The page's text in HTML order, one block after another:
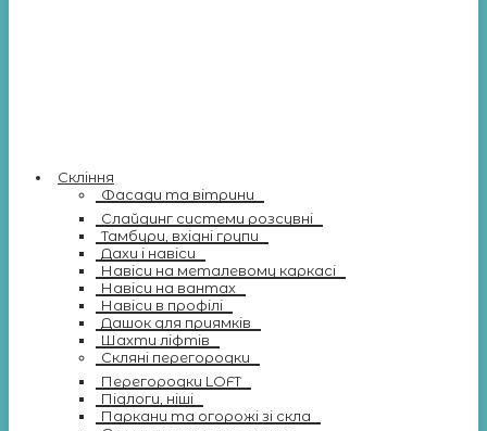
Скління
Фасади та вітрини
Слайдинг системи розсувні
Тамбури, вхідні групи
Дахи і навіси
Навіси на металевому каркасі
Навіси на вантах
Навіси в профілі
Дашок для приямків
Шахти ліфтів
Скляні перегородки
Перегородки LOFT
Підлоги, ніші
Паркани та огорожі зі скла